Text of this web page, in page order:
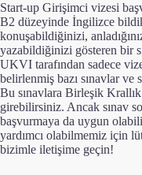
Start-up Girişimci ​​vizesi
B2 düzeyinde İngilizce
konuşabildiğinizi,
yazabildiğinizi gösteren bir
UKVI tarafından sadece
belirlenmiş bazı sınavlar ve
Bu sınavlara Birleşik
girebilirsiniz. Ancak sınav
başvurmaya da uygun
yardımcı olabilmemiz için
bizimle iletişime geçin!